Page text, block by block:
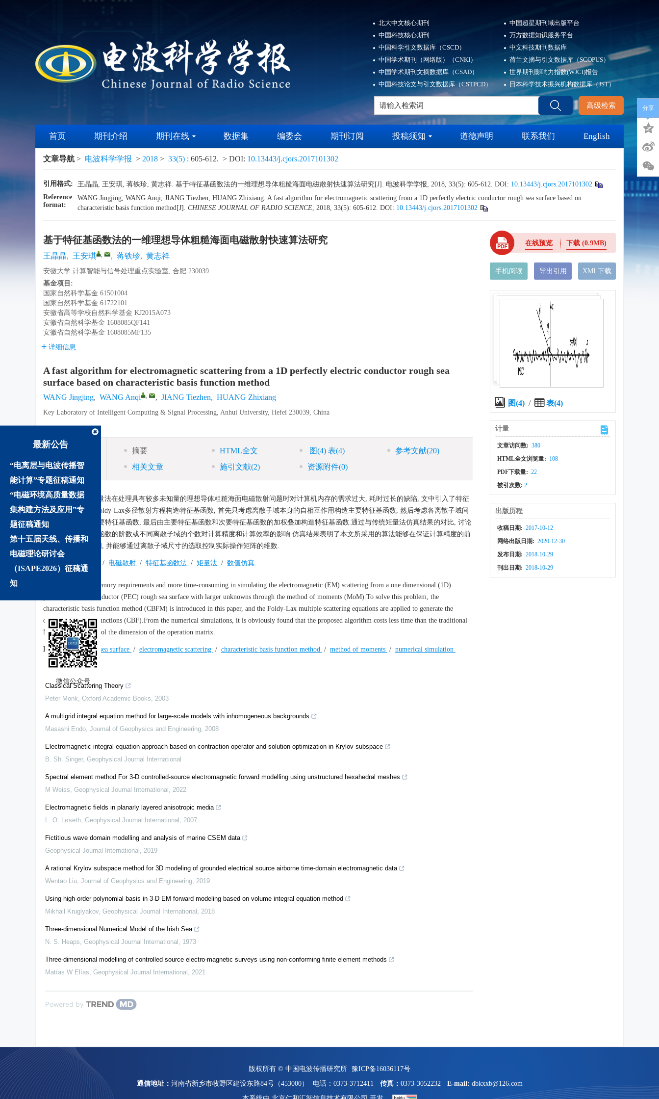
北大中文核心期刊
中国科技核心期刊
中国科学引文数据库（CSCD）
中国学术期刊（网络版）（CNKI）
中国学术期刊文摘数据库（CSAD）
中国科技论文与引文数据库（CSTPCD）
中国超星期刊域出版平台
万方数据知识服务平台
中文科技期刊数据库
荷兰文摘与引文数据库（SCOPUS）
世界期刊影响力指数(WJCI)报告
日本科学技术振兴机构数据库（JST）
高级检索
首页 期刊介绍 期刊在线 数据集 编委会 期刊订阅 投稿须知 道德声明 联系我们 English
最新公告
“电离层与电波传播智
能计算”专题征稿通知
“电磁环境高质量数据
集构建方法及应用”专
题征稿通知
第十五届天线、传播和
电磁理论研讨会
（ISAPE2026）征稿通
知
微信公众号
文章导航 > 电波科学学报 > 2018 > 33(5) : 605-612. > DOI: 10.13443/j.cjors.2017101302
引用格式: 王晶晶, 王安琪, 蒋铁珍, 黄志祥. 基于特征基函数法的一维理想导体粗糙海面电磁散射快速算法研究[J]. 电波科学学报, 2018, 33(5): 605-612. DOI: 10.13443/j.cjors.2017101302
Reference
format:
WANG Jingjing, WANG Anqi, JIANG Tiezhen, HUANG Zhixiang. A fast algorithm for electromagnetic scattering from a 1D perfectly electric conductor rough sea surface based on
characteristic basis function method[J]. CHINESE JOURNAL OF RADIO SCIENCE, 2018, 33(5): 605-612. DOI: 10.13443/j.cjors.2017101302
基于特征基函数法的一维理想导体粗糙海面电磁散射快速算法研究
王晶晶, 王安琪 , , 蒋铁珍, 黄志祥
安徽大学 计算智能与信号处理重点实验室, 合肥 230039
基金项目:
国家自然科学基金 61501004
国家自然科学基金 61722101
安徽省高等学校自然科学基金 KJ2015A073
安徽省自然科学基金 1608085QF141
安徽省自然科学基金 1608085MF135
详细信息
A fast algorithm for electromagnetic scattering from a 1D perfectly electric conductor rough sea
surface based on characteristic basis function method
WANG Jingjing, WANG Anqi , , JIANG Tiezhen, HUANG Zhixiang
Key Laboratory of Intelligent Computing & Signal Processing, Anhui University, Hefei 230039, China
摘要 HTML全文 图(4) 表(4) 参考文献(20)
相关文章
施引文献(2) 资源附件(0)
摘要:针对传统矩量法在处理具有较多未知量的理想导体粗糙海面电磁散射问题时对计算机内存的需求过大, 耗时过长的缺陷, 文中引入了特征
基函数法, 并根据Foldy-Lax多径散射方程构造特征基函数, 首先只考虑离散子域本身的自相互作用构造主要特征基函数, 然后考虑各离散子域间
的互耦效应构造次要特征基函数, 最后由主要特征基函数和次要特征基函数的加权叠加构造特征基函数.通过与传统矩量法仿真结果的对比, 讨论
了不同次要特征基函数的阶数或不同离散子域的个数对计算精度和计算效率的影响.仿真结果表明了本文所采用的算法能够在保证计算精度的前
提下, 减少计算时间, 并能够通过离散子域尺寸的选取控制实际操作矩阵的维数.
关键词: 粗糙海面 / 电磁散射 / 特征基函数法 / 矩量法 / 数值仿真
More memory requirements and more time-consuming in simulating the electromagnetic (EM) scattering from a one dimensional (1D)
perfectly electric conductor (PEC) rough sea surface with larger unknowns through the method of moments (MoM).To solve this problem, the
characteristic basis function method (CBFM) is introduced in this paper, and the Foldy-Lax multiple scattering equations are applied to generate the
characteristic basis functions (CBF).From the numerical simulations, it is obviously found that the proposed algorithm costs less time than the traditional
MoM, thus can control the dimension of the operation matrix.
Keywords: rough sea surface / electromagnetic scattering / characteristic basis function method / method of moments / numerical simulation
We recommend
Classical Scattering Theory
Peter Monk, Oxford Academic Books, 2003
A multigrid integral equation method for large-scale models with inhomogeneous backgrounds
Masashi Endo, Journal of Geophysics and Engineering, 2008
Electromagnetic integral equation approach based on contraction operator and solution optimization in Krylov subspace
B. Sh. Singer, Geophysical Journal International
Spectral element method For 3-D controlled-source electromagnetic forward modelling using unstructured hexahedral meshes
M Weiss, Geophysical Journal International , 2022
Electromagnetic fields in planarly layered anisotropic media
L. O. Løseth, Geophysical Journal International , 2007
Fictitious wave domain modelling and analysis of marine CSEM data
Geophysical Journal International , 2019
A rational Krylov subspace method for 3D modeling of grounded electrical source airborne time-domain electromagnetic data
Wentao Liu, Journal of Geophysics and Engineering, 2019
Using high-order polynomial basis in 3-D EM forward modeling based on volume integral equation method
Mikhail Kruglyakov, Geophysical Journal International , 2018
Three-dimensional Numerical Model of the Irish Sea
N. S. Heaps, Geophysical Journal International , 1973
Three-dimensional modelling of controlled source electro-magnetic surveys using non-conforming finite element methods
Matías W Elías, Geophysical Journal International , 2021
Powered by
在线预览 下载(0.9MB)
手机阅读 导出引用 XML下载
图(4) / 表(4)
计量
文章访问数: 380
HTML全文浏览量: 108
PDF下载量: 22
被引次数:2
出版历程
收稿日期: 2017-10-12
网络出版日期: 2020-12-30
发布日期: 2018-10-29
刊出日期: 2018-10-29
分享
版权所有 © 中国电波传播研究所 豫ICP备16036117号
通信地址： 河南省新乡市牧野区建设东路84号（453000） 电话：0373-3712411 传真： 0373-3052232 E-mail: dbkxxb@126.com